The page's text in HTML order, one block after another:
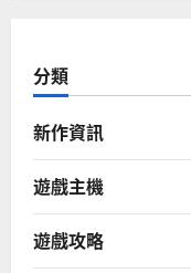
分類
新作資訊
遊戲主機
遊戲攻略